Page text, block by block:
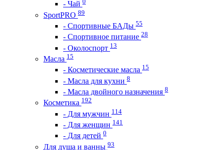
- Чай
SportPRO 89
- Спортивные БАДы 55
- Спортивное питание 28
- Околоспорт 13
Масла 15
- Косметические масла 15
- Масла для кухни 8
- Масла двойного назначения 8
Косметика 192
- Для мужчин 114
- Для женщин 141
- Для детей 0
Для душа и ванны 93